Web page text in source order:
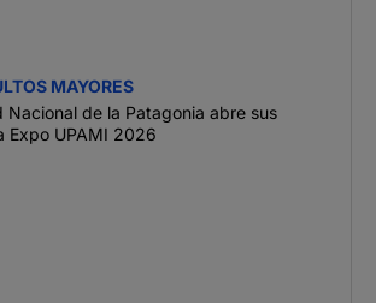
MAYORES
Nacional de la Patagonia abre sus
Expo UPAMI 2026